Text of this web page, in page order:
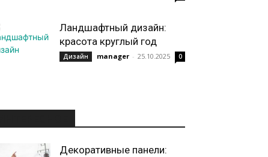
Ландшафтный дизайн:
красота круглый год
Дизайн manager - 25.10.2025 0
Декоративные панели: